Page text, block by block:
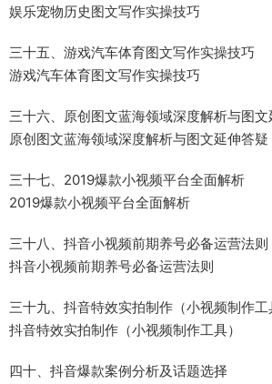
娱乐宠物历史图文写作实操技巧
三十五、游戏汽车体育图文写作实操技巧
游戏汽车体育图文写作实操技巧
三十六、原创图文蓝海领域深度解析与图文
原创图文蓝海领域深度解析与图文延伸答疑
三十七、2019爆款小视频平台全面解析
2019爆款小视频平台全面解析
三十八、抖音小视频前期养号必备运营法则
抖音小视频前期养号必备运营法则
三十九、抖音特效实拍制作（小视频制作工
抖音特效实拍制作（小视频制作工具）
四十、抖音爆款案例分析及话题选择